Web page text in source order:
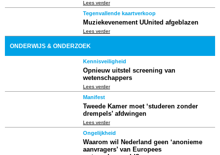
Lees verder
Tegenvallende kaartverkoop
Muziekevenement UUnited afgeblazen
Lees verder
ONDERWIJS & ONDERZOEK
Kennisveiligheid
Opnieuw uitstel screening van
wetenschappers
Lees verder
Manifest
Tweede Kamer moet ‘studeren zonder
drempels’ afdwingen
Lees verder
Ongelijkheid
Waarom wil Nederland geen ‘anonieme
aanvragers’ van Europees